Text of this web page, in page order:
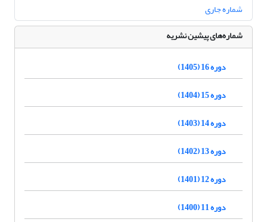
شماره جاری
شماره‌های پیشین نشریه
دوره 16 (1405)
دوره 15 (1404)
دوره 14 (1403)
دوره 13 (1402)
دوره 12 (1401)
دوره 11 (1400)